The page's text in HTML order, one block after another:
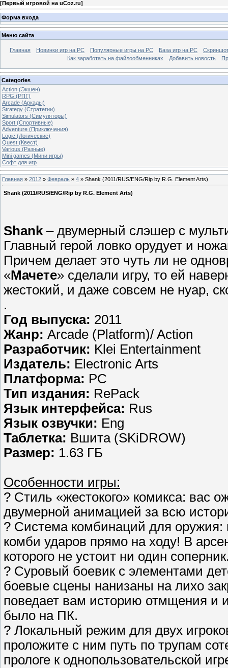
[Первый игровой на uCoz.ru]
Форма входа
Меню сайта
Главная Новинки игр на PC Популярные игры на PC База игр на РС
Как заработать на файлообменниках
Добавить новость
Categories
Action (Экшен)
RPG (РПГ)
Arcade (Аркады)
Strategy (Стратегии)
Simulators (Симуляторы)
Sport (Спортивные)
Adventure (Приключения)
Logic (Логические)
Quest (Квест)
Various (Разные)
Mini games (Мини игры)
Софт для игр
Главная » 2012 » Февраль » 4 » Shank (2011/RUS/ENG/Rip by R.G. Element Arts)
Shank (2011/RUS/ENG/Rip by R.G. Element Arts)
Shank – двумерный слэшер с
Главный герой ловко орудует и
Причем делает это чуть ли не
«Мачете» сделали игру, то ей
жестокий, и даже совсем не нуар,
.
Год выпуска: 2011
Жанр: Arcade (Platform)/ Action
Разработчик: Klei Entertainment
Издатель: Electronic Arts
Платформа: PC
Тип издания: RePack
Язык интерфейса: Rus
Язык озвучки: Eng
Таблетка: Вшита (SKiDROW)
Размер: 1.63 ГБ
Особенности игры:
? Стиль «жестокого» комикса: вас
двумерной анимацией за всю
? Система комбинаций для оружия:
комби ударов прямо на ходу! В
которого не устоит ни один
? Суровый боевик с элементами
боевые сцены нанизаны на лихо
поведает вам историю отмщения и
было на ПК.
? Локальный режим для двух
проложите с ним путь по трупам
прологе к однопользовательской